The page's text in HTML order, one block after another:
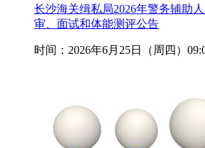
长沙海关缉私局2026年警务辅助
审、面试和体能测评公告
时间：2026年6月25日（周四）